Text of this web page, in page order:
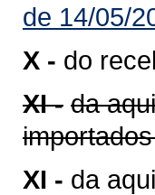
de 14/05/
X - do
XI - da
XI - da